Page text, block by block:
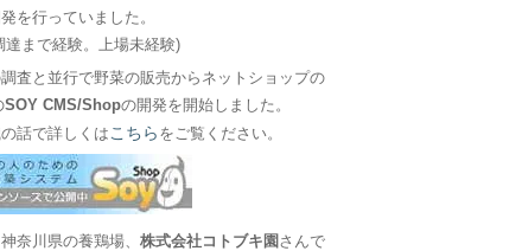
を行っていました。
達まで経験。上場未経験)
査と並行で野菜の販売からネットショップの
SOY CMS/Shopの開発を開始しました。
話で詳しくは こちら をご覧ください。
奈川県の養鶏場、株式会社コトブキ園 さんで